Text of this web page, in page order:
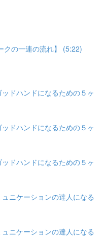
クの一連の流れ】 (5:22)
ドハンドになるための５ヶ
ドハンドになるための５ヶ
ドハンドになるための５ヶ
ニケーションの達人になる
ニケーションの達人になる